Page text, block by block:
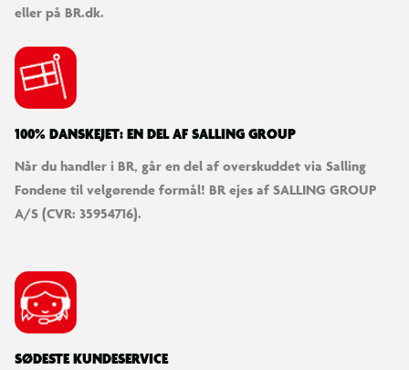
eller på BR.dk.
100% DANSKEJET: EN DEL AF SALLING GROUP
Når du handler i BR, går en del af overskuddet via Salling
Fondene til velgørende formål! BR ejes af SALLING GROUP
A/S (CVR: 35954716).
SØDESTE KUNDESERVICE